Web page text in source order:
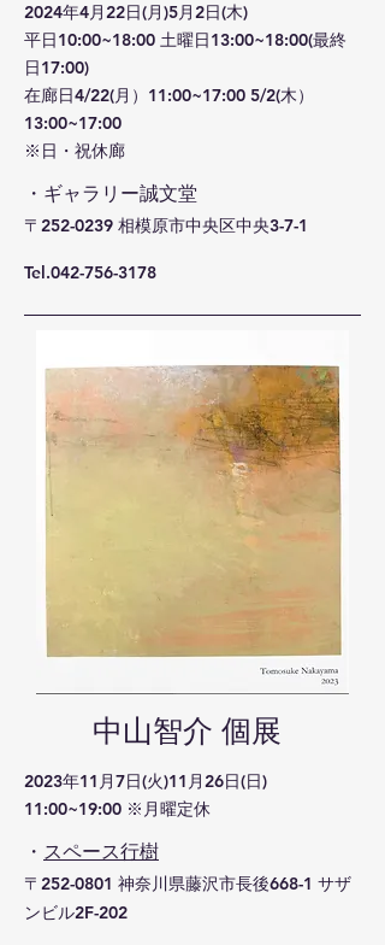
2024年4月22日(月)5月2日(木)
平日10:00~18:00 土曜日13:00~18:00(最終
日17:00)
在廊日4/22(月）11:00~17:00 5/2(木）
13:00~17:00
※日・祝休廊
・ ギャラリー誠文堂
​〒252-0239 相模原市中央区中央3-7-1
Tel.042-756-3178
​中山智介 個展
2023年11月7日(火)11月26日(日)
11:00~19:00 ※月曜定休
・ スペース行樹
​〒252-0801 神奈川県藤沢市長後668-1 サザ
ンビル2F-202